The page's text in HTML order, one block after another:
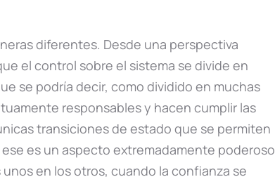
diferentes. Desde una perspectiva
el control sobre el sistema se divide en
se podría decir, como dividido en muchas
responsables y hacen cumplir las
transiciones de estado que se permiten
es un aspecto extremadamente poderoso
en los otros, cuando la confianza se